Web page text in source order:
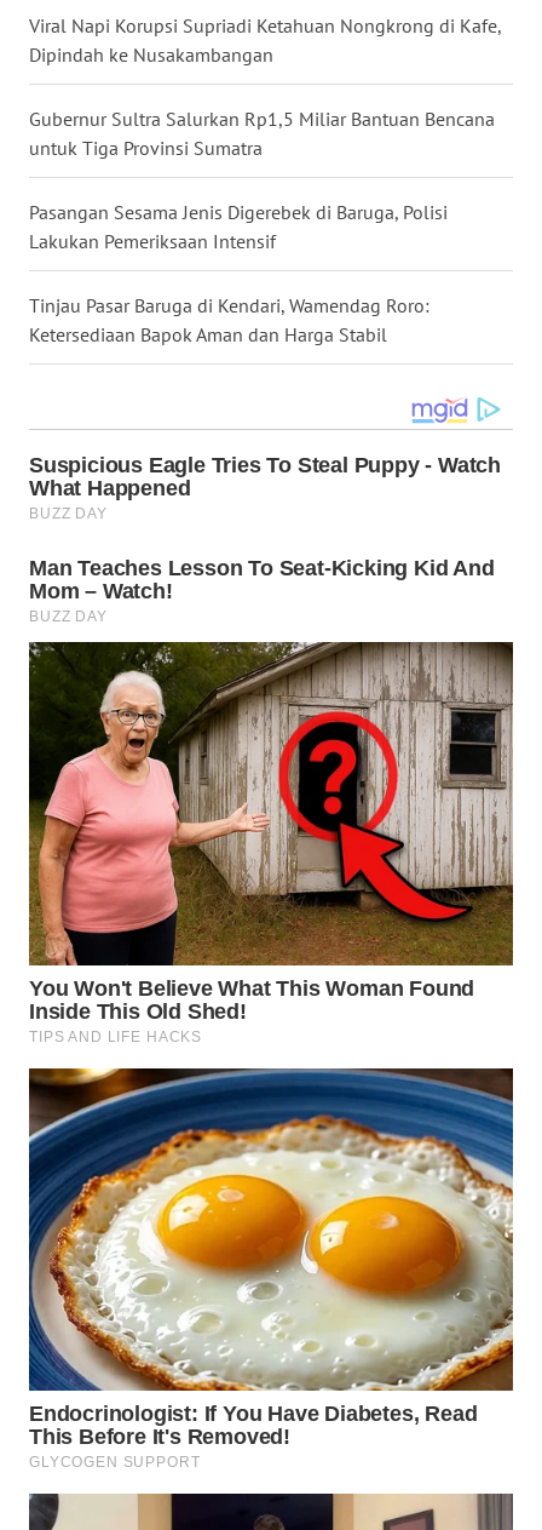
Viral Napi Korupsi Supriadi Ketahuan Nongkrong di Kafe,
Dipindah ke Nusakambangan
Gubernur Sultra Salurkan Rp1,5 Miliar Bantuan Bencana
untuk Tiga Provinsi Sumatra
Pasangan Sesama Jenis Digerebek di Baruga, Polisi
Lakukan Pemeriksaan Intensif
Tinjau Pasar Baruga di Kendari, Wamendag Roro:
Ketersediaan Bapok Aman dan Harga Stabil
WN
KALTARA
WN
WN
WN
WN
MALUKU
WN
MALUT
WN
DAIRI
WN
DANAU
TOBA
WN
NIAS
WN
LANGKAT
WN
TAPANULI
SELATAN
WN
TANJUNG
LESUNG
WN
KARO
SIMALUNGUN